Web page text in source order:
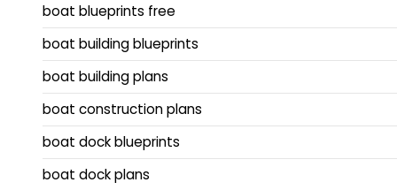
boat blueprints free
boat building blueprints
boat building plans
boat construction plans
boat dock blueprints
boat dock plans